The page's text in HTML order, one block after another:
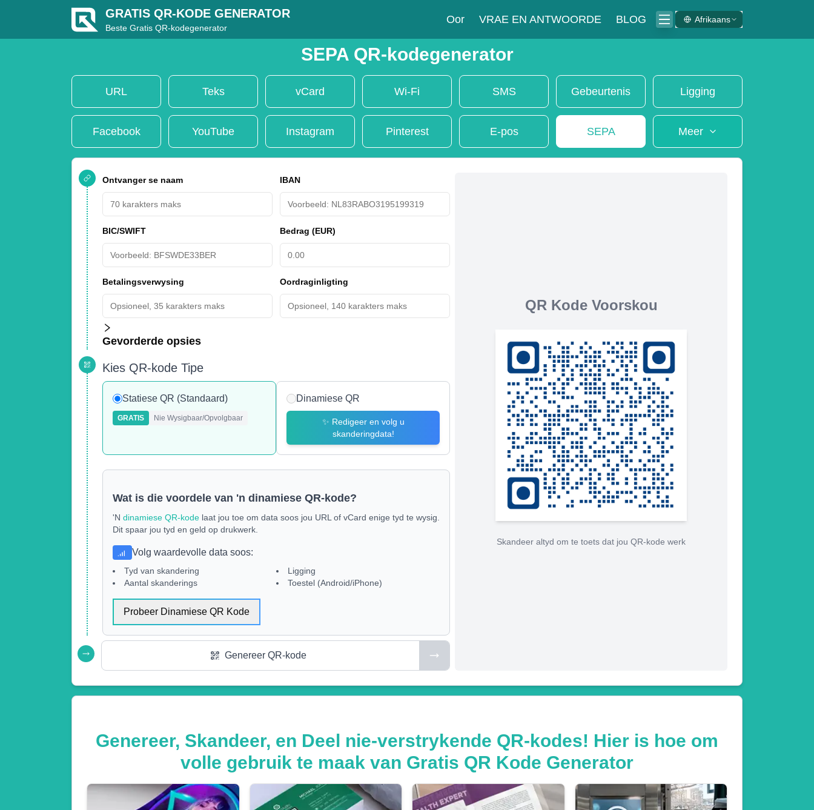
GRATIS QR-KODE GENERATOR
Beste Gratis QR-kodegenerator
Oor VRAE EN ANTWOORDE BLOG Afrikaans
SEPA QR-kodegenerator
URL Teks vCard Wi-Fi SMS Gebeurtenis Ligging
Facebook YouTube Instagram Pinterest E-pos SEPA Meer
Ontvanger se naam IBAN
BIC/SWIFT Bedrag (EUR)
Betalingsverwysing Oordraginligting
Gevorderde opsies
Kies QR-kode Tipe
Statiese QR (Standaard)
GRATIS Nie Wysigbaar/Opvolgbaar
Dinamiese QR
✨ Redigeer en volg u
skanderingdata!
Wat is die voordele van 'n dinamiese QR-kode?
'N dinamiese QR-kode laat jou toe om data soos jou URL of vCard enige tyd te wysig.
Dit spaar jou tyd en geld op drukwerk.
Volg waardevolle data soos:
Tyd van skandering
Ligging
Aantal skanderings
Toestel (Android/iPhone)
Probeer Dinamiese QR Kode
Genereer QR-kode
QR Kode Voorskou
Skandeer altyd om te toets dat jou QR-kode werk
Genereer, Skandeer, en Deel nie-verstrykende QR-kodes! Hier is hoe om
volle gebruik te maak van Gratis QR Kode Generator